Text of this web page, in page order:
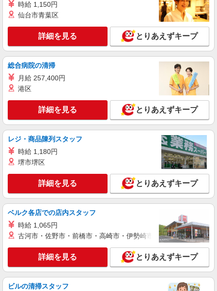
時給 1,150円
仙台市青葉区
詳細を見る とりあえずキープ
総合病院の清掃
月給 257,400円
港区
詳細を見る とりあえずキープ
レジ・商品陳列スタッフ
時給 1,180円
堺市堺区
詳細を見る とりあえずキープ
ベルク各店での店内スタッフ
時給 1,065円
古河市・佐野市・前橋市・高崎市・伊勢崎市・太田市・館林市
詳細を見る とりあえずキープ
ビルの清掃スタッフ